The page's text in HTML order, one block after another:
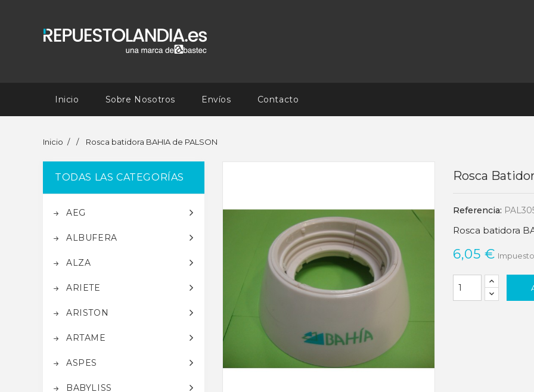
Inicio Sobre Nosotros Envíos Contacto
Inicio Rosca batidora BAHIA de PALSON
TODAS LAS CATEGORÍAS
AEG
ALBUFERA
ALZA
ARIETE
ARISTON
ARTAME
ASPES
BABYLISS
Rosca
Referencia:
Rosca batidora
6,05 €